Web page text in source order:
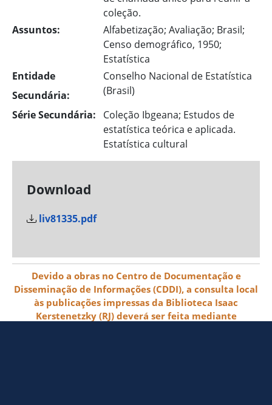
coleção.
Assuntos:
Alfabetização; Avaliação; Brasil;
Censo demográfico, 1950;
Estatística
Entidade
Secundária:
Conselho Nacional de Estatística
(Brasil)
Série Secundária:
Coleção Ibgeana; Estudos de
estatística teórica e aplicada.
Estatística cultural
Download
liv81335.pdf
Devido a obras no Centro de Documentação e
Disseminação de Informações (CDDI), a consulta local
às publicações impressas da Biblioteca Isaac
Kerstenetzky (RJ) deverá ser feita mediante